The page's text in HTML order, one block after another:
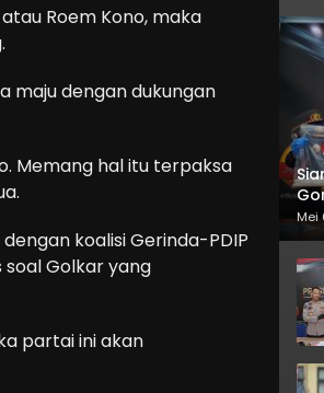
Roem Kono, maka
maju dengan dukungan
Memang hal itu terpaksa
koalisi Gerinda-PDIP
Golkar yang
partai ini akan
Mei